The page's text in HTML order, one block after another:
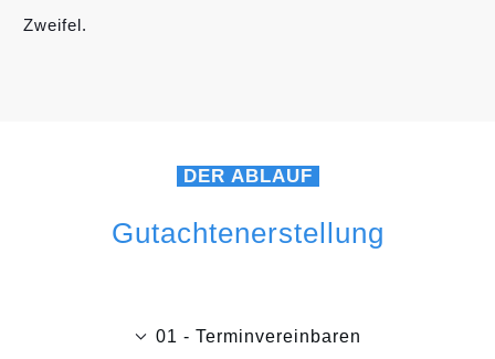
Zweifel.
DER ABLAUF
Gutachtenerstellung
01 - Terminvereinbaren